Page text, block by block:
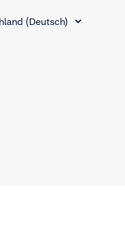
(Deutsch)